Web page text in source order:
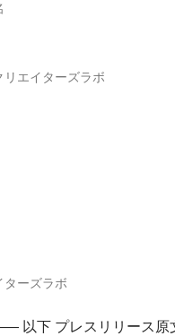
エイターズラボ
ターズラボ
以下 プレスリリース